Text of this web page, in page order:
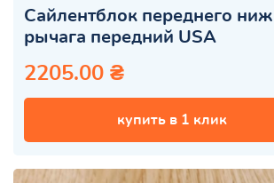
Сайлентблок переднего
рычага передний USA
2205.00 ₴
купить в 1 клик